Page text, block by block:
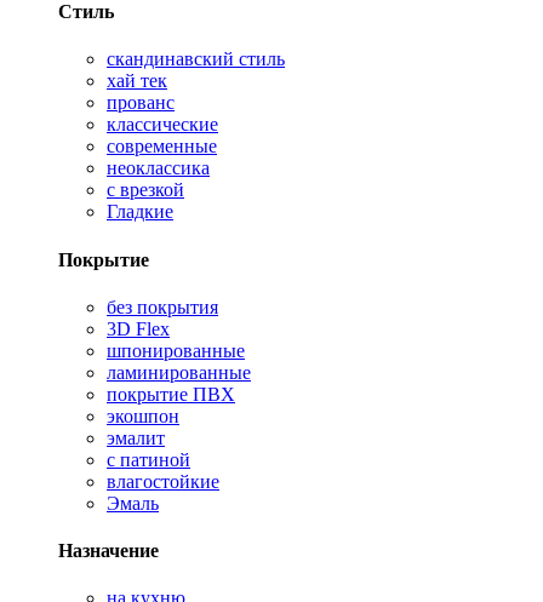
Стиль
скандинавский стиль
хай тек
прованс
классические
современные
неоклассика
с врезкой
Гладкие
Покрытие
без покрытия
3D Flex
шпонированные
ламинированные
покрытие ПВХ
экошпон
эмалит
с патиной
влагостойкие
Эмаль
Назначение